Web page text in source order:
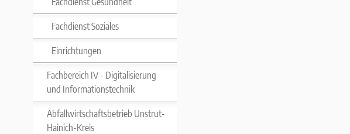
Fachdienst Soziales
Einrichtungen
Fachbereich IV - Digitalisierung
und Informationstechnik
Abfallwirtschaftsbetrieb Unstrut-
Hainich-Kreis